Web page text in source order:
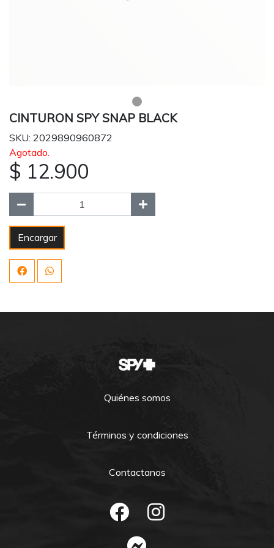
CINTURON SPY SNAP BLACK
SKU: 2029890960872
Agotado.
$ 12.900
Encargar
Quiénes somos
Términos y condiciones
Contactanos